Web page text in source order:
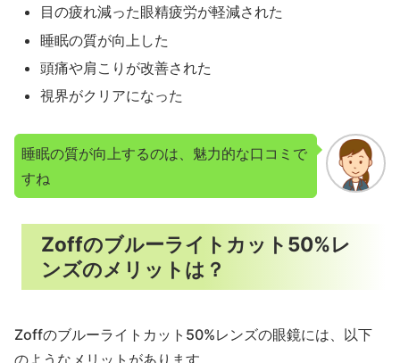
目の疲れ減った眼精疲労が軽減された
睡眠の質が向上した
頭痛や肩こりが改善された
視界がクリアになった
睡眠の質が向上するのは、魅力的な口コミで
すね
Zoffのブルーライトカット50%レ
ンズのメリットは？
Zoffのブルーライトカット50%レンズの眼鏡には、以下
のようなメリットがあります。